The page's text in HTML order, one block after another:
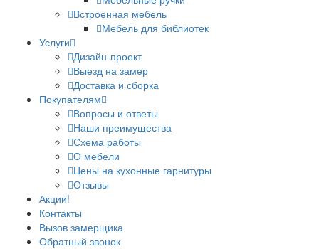
Встроенная мебель
Мебель для библиотек
Услуги
Дизайн-проект
Выезд на замер
Доставка и сборка
Покупателям
Вопросы и ответы
Наши преимущества
Схема работы
О мебели
Цены на кухонные гарнитуры
Отзывы
Акции!
Контакты
Вызов замерщика
Обратный звонок